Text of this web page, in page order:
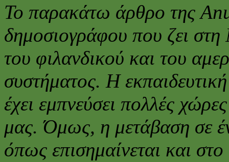
Το παρακάτω άρθρο της
δημοσιογράφου που ζει
του φιλανδικού και του
συστήματος. Η
έχει εμπνεύσει πολλές
μας. Όμως, η μετάβαση σε
όπως επισημαίνεται και